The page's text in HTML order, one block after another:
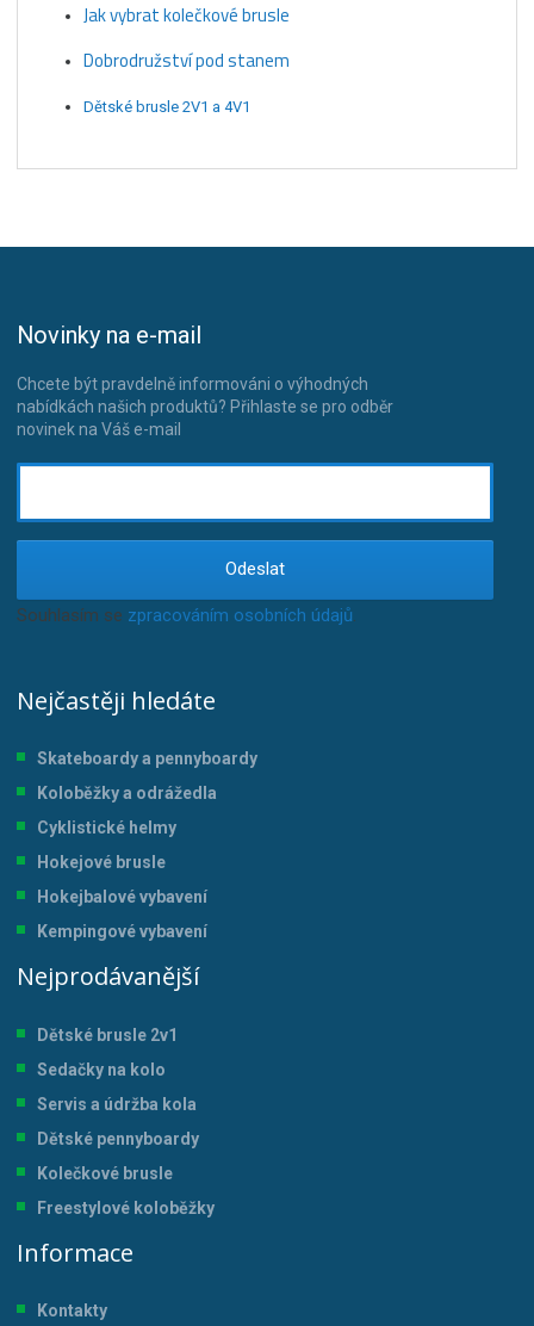
Jak vybrat kolečkové brusle
Dobrodružství pod stanem
Dětské brusle 2V1 a 4V1
Novinky na e-mail
Chcete být pravdelně informováni o výhodných
nabídkách našich produktů? Přihlaste se pro odběr
novinek na Váš e-mail
Odeslat
Souhlasím se zpracováním osobních údajů.
Nejčastěji hledáte
Skateboardy a pennyboardy
Koloběžky a odrážedla
Cyklistické helmy
Hokejové brusle
Hokejbalové vybavení
Kempingové vybavení
Nejprodávanější
Dětské brusle 2v1
Sedačky na kolo
Servis a údržba kola
Dětské pennyboardy
Kolečkové brusle
Freestylové koloběžky
Informace
Kontakty